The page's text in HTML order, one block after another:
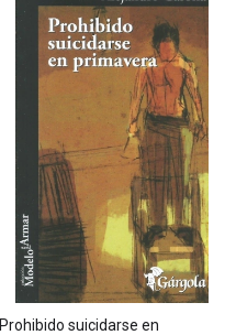
Prohibido suicidarse en